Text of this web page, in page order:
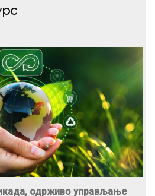
одрживо управљање